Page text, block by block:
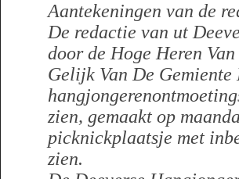
Aantekeningen van de
De redactie van ut
door de Hoge Heren
Gelijk Van De
zien, gemaakt op
picknickplaatsje met
zien.